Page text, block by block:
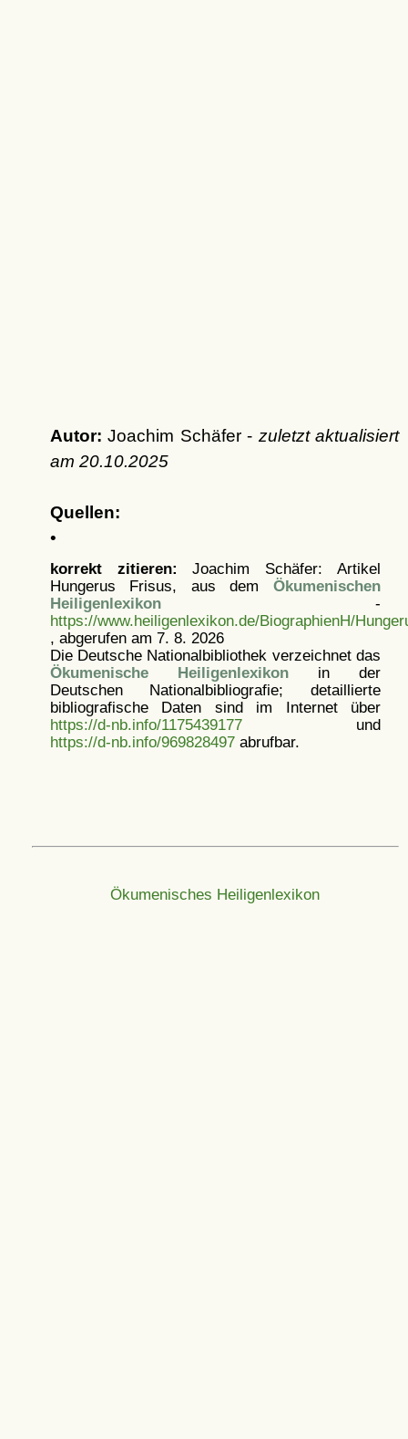
Autor: Joachim Schäfer - zuletzt aktualisiert
am 20.10.2025
Quellen:
•
korrekt zitieren: Joachim Schäfer: Artikel
Hungerus Frisus, aus dem Ökumenischen
Heiligenlexikon-
https://www.heiligenlexikon.de/BiographienH/
, abgerufen am 7. 8. 2026
Die Deutsche Nationalbibliothek verzeichnet das
Ökumenische Heiligenlexikonin der
Deutschen Nationalbibliografie; detaillierte
bibliografische Daten sind im Internet über
https://d-nb.info/1175439177und
https://d-nb.info/969828497abrufbar.
Ökumenisches Heiligenlexikon